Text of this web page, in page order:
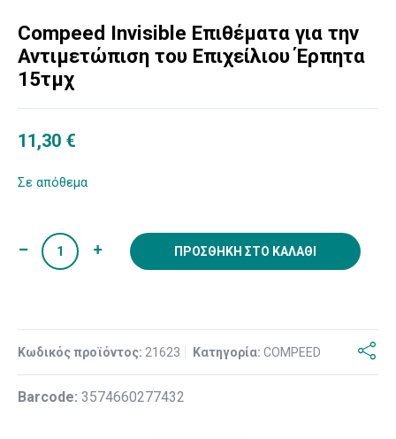
Compeed Invisible Επιθέματα για την
Αντιμετώπιση του Επιχείλιου Έρπητα
15τμχ
11,30 €
Σε απόθεμα
ΠΡΟΣΘΉΚΗ ΣΤΟ ΚΑΛΆΘΙ
Κωδικός προϊόντος: 21623 Κατηγορία: COMPEED
Βarcode: 3574660277432